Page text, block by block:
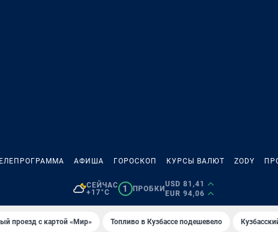
АФИША ГОРОСКОП КУРСЫ ВАЛЮТ ZODY
СЕЙЧАС
+17°C
1 ПРОБКИ
USD 81,41
EUR 94,06
проезд с картой «Мир» Топливо в Кузбассе подешевело